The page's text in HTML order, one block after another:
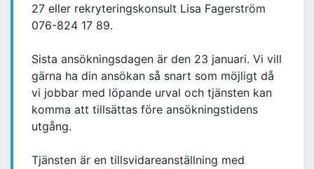
27 eller rekryteringskonsult Lisa Fagerström
076-824 17 89.
Sista ansökningsdagen är den 23 januari. Vi vill
gärna ha din ansökan så snart som möjligt då
vi jobbar med löpande urval och tjänsten kan
komma att tillsättas före ansökningstidens
utgång.
Tjänsten är en tillsvidareanställning med